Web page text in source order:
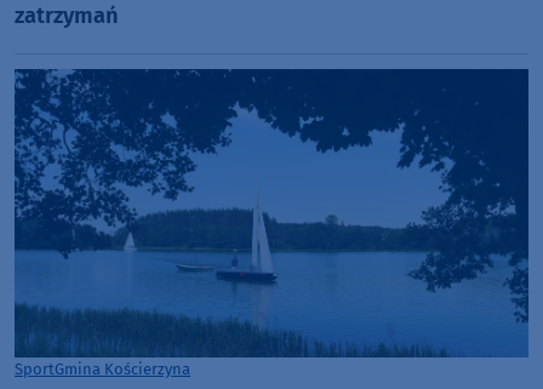
zatrzymań
SportGmina Kościerzyna